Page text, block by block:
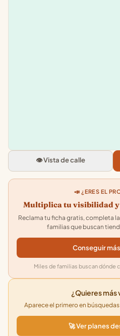
👁️ Vista de calle
📣 ¿ERES EL
Multiplica tu visibilidad y
Reclama tu ficha gratis, completa
familias que buscan
Conseguir
Miles de familias buscan dónde
¿Quieres más
Aparece el primero en
🚀 Ver planes